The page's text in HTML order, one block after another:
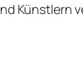
Künstlern